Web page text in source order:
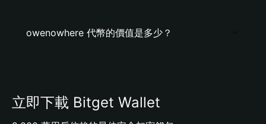
owenowhere 代幣的價值是多少？
立即下載 Bitget Wallet